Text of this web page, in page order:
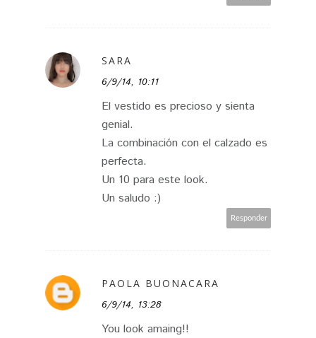
SARA
6/9/14, 10:11
El vestido es precioso y sienta
genial.
La combinación con el calzado es
perfecta.
Un 10 para este look.
Un saludo :)
Responder
PAOLA BUONACARA
6/9/14, 13:28
You look amaing!!